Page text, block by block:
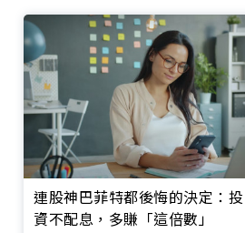
連股神巴菲特都後悔的決定：投
資不配息，多賺「這倍數」